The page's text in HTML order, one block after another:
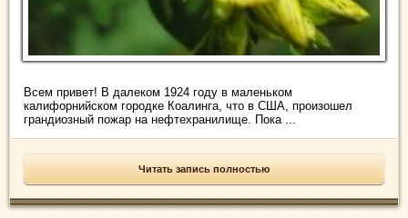
Всем привет! В далеком 1924 году в маленьком
калифорнийском городке Коалинга, что в США, произошел
грандиозный пожар на нефтехранилище. Пока ...
Читать запись полностью